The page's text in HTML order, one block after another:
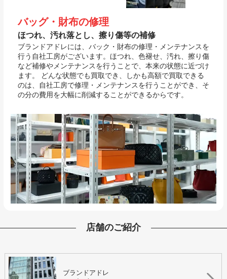
バッグ・財布の修理
ほつれ、汚れ落とし、擦り傷等の補修
ブランドアドレには、バック・財布の修理・メンテナンスを
行う自社工房がございます。ほつれ、色褪せ、汚れ、擦り傷
など補修やメンテナンスを行うことで、本来の状態に近づけ
ます。 どんな状態でも買取でき、しかも高額で買取できる
のは、自社工房で修理・メンテナンスを行うことができ、そ
の分の費用を大幅に削減することができるからです。
店舗のご紹介
ブランドアドレ